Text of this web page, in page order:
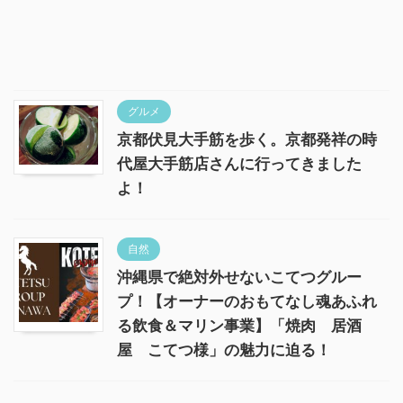
グルメ
京都伏見大手筋を歩く。京都発祥の時
代屋大手筋店さんに行ってきました
よ！
自然
沖縄県で絶対外せないこてつグルー
プ！【オーナーのおもてなし魂あふれ
る飲食＆マリン事業】「焼肉 居酒
屋 こてつ様」の魅力に迫る！